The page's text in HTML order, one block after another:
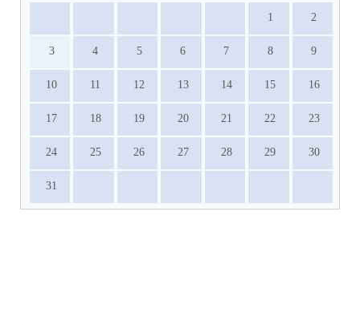
1 2
3 4 5 6 7 8 9
10 11 12 13 14 15 16
17 18 19 20 21 22 23
24 25 26 27 28 29 30
31